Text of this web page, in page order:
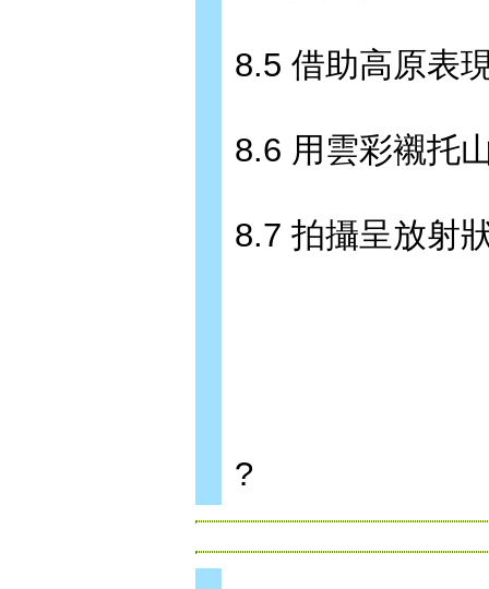
8.5 借助高原表
8.6 用雲彩襯托
8.7 拍攝呈放射
?